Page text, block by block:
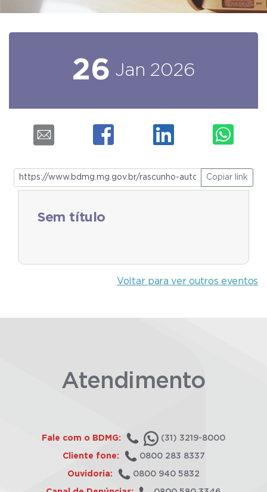
26 Jan 2026
Copiar link
Sem título
Voltar para ver outros eventos
Atendimento
Fale com o BDMG: (31) 3219-8000
Cliente fone: 0800 283 8337
Ouvidoria: 0800 940 5832